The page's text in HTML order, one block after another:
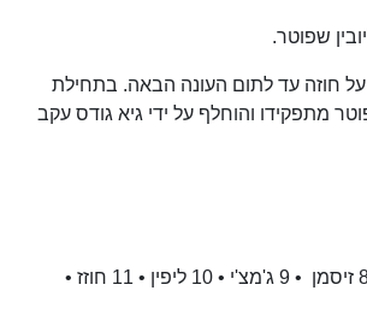
ברנר, על חוזה עד לתום העונה הבאה. בתחילת
הוביל את הקבוצה לניצחון בטורניר גביע ווינר, אך ב-26 בנובמבר 2018 פוטר מתפקידו והוחלף על ידי גיא גודס עקב
1 בינו • 2 דניאל • 3 יעקובי • 4 ארואסטי • 5 שלכטר • 6 ברקוביץ' • 7 זלוטיקמן • ‏8‏ ‏זיסמן‏‏ •‏ 9 ג'מצ'י • 10 ליפין • 11 חוזז •